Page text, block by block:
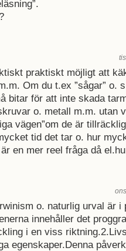
praktiskt möjligt att
Om du t.ex ”sågar” o.
bitar för att inte skada
o. metall m.m. utan
vägen”om de är
tid det tar o. hur
en mer reel fråga då
o. naturlig urval är i
innehåller det
i en viss
egenskaper.Denna